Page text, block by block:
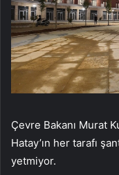
Çevre Bakanı Murat
Hatay’ın her tarafı
yetmiyor.